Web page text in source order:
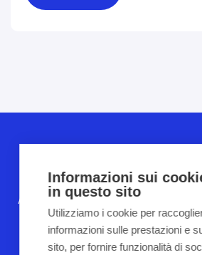
Automazione IndustrialeAssistenza
impianti industriali
Informazioni sui
in questo sito
Utilizziamo i cookie per
informazioni sulle prestazioni e
sito, per fornire funzionalità di